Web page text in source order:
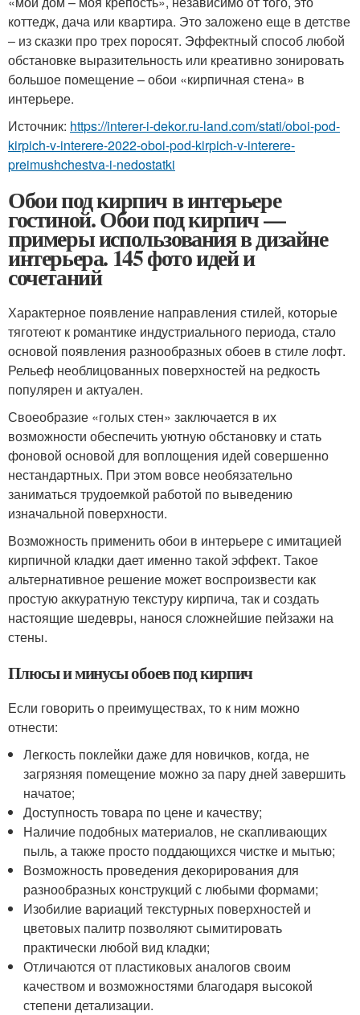
коттедж, дача или квартира. Это заложено еще в детстве
– из сказки про трех поросят. Эффектный способ любой
обстановке выразительность или креативно зонировать
большое помещение – обои «кирпичная стена» в
интерьере.
Источник: https://interer-i-dekor.ru-land.com/stati/oboi-pod-
kirpich-v-interere-2022-oboi-pod-kirpich-v-interere-
preimushchestva-i-nedostatki
Обои под кирпич в интерьере
гостиной. Обои под кирпич —
примеры использования в дизайне
интерьера. 145 фото идей и
сочетаний
Характерное появление направления стилей, которые
тяготеют к романтике индустриального периода, стало
основой появления разнообразных обоев в стиле лофт.
Рельеф необлицованных поверхностей на редкость
популярен и актуален.
Своеобразие «голых стен» заключается в их
возможности обеспечить уютную обстановку и стать
фоновой основой для воплощения идей совершенно
нестандартных. При этом вовсе необязательно
заниматься трудоемкой работой по выведению
изначальной поверхности.
Возможность применить обои в интерьере с имитацией
кирпичной кладки дает именно такой эффект. Такое
альтернативное решение может воспроизвести как
простую аккуратную текстуру кирпича, так и создать
настоящие шедевры, нанося сложнейшие пейзажи на
стены.
Плюсы и минусы обоев под кирпич
Если говорить о преимуществах, то к ним можно
отнести:
Легкость поклейки даже для новичков, когда, не
загрязняя помещение можно за пару дней завершить
начатое;
Доступность товара по цене и качеству;
Наличие подобных материалов, не скапливающих
пыль, а также просто поддающихся чистке и мытью;
Возможность проведения декорирования для
разнообразных конструкций с любыми формами;
Изобилие вариаций текстурных поверхностей и
цветовых палитр позволяют сымитировать
практически любой вид кладки;
Отличаются от пластиковых аналогов своим
качеством и возможностями благодаря высокой
степени детализации.